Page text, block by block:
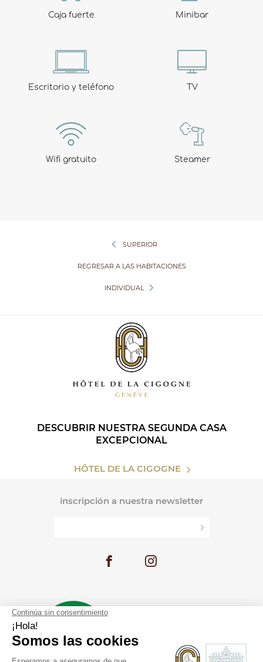
Caja fuerte Minibar
Escritorio y teléfono TV
Wifi gratuito Steamer
SUPERIOR
REGRESAR A LAS HABITACIONES
INDIVIDUAL
DESCUBRIR NUESTRA SEGUNDA CASA
EXCEPCIONAL
HÔTEL DE LA CIGOGNE
inscripción a nuestra newsletter